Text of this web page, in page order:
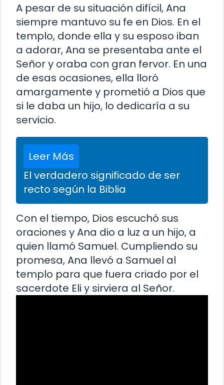
A pesar de su situación difícil, Ana
siempre mantuvo su fe en Dios. En el
templo, donde ella y su esposo iban
a adorar, Ana se presentaba ante el
Señor y oraba con gran fervor. En una
de esas ocasiones, ella lloró
amargamente y prometió a Dios que
si le daba un hijo, lo dedicaría a su
servicio.
Leer Más
El verdadero significado de ser
recto según la Biblia
Con el tiempo, Dios escuchó sus
oraciones y Ana dio a luz a un hijo, a
quien llamó Samuel. Cumpliendo su
promesa, Ana llevó a Samuel al
templo para que fuera criado por el
sacerdote Eli y sirviera al Señor.